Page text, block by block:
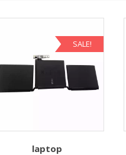
SALE!
laptop